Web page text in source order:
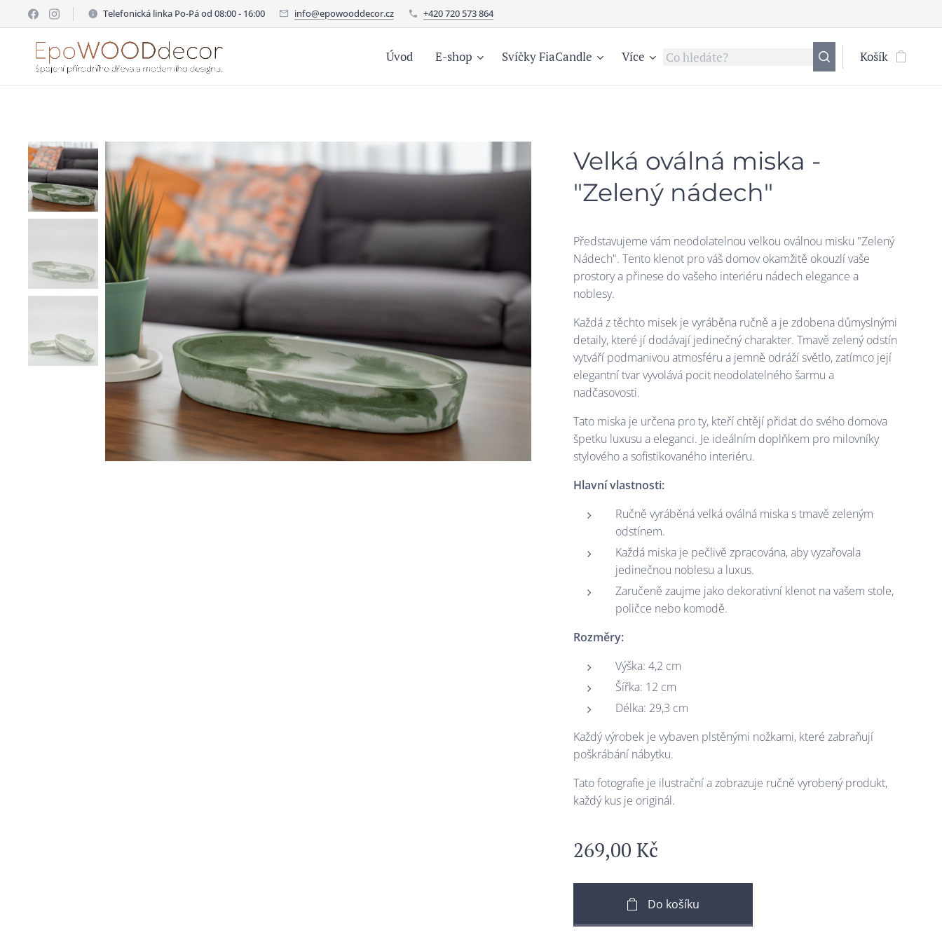
Telefonická linka Po-Pá od 08:00 - 16:00 info@epowooddecor.cz +420 720 573 864
Úvod E-shop Svíčky FiaCandle Více Košík
Velká oválná miska -
"Zelený nádech"
Představujeme vám neodolatelnou velkou oválnou misku "Zelený
Nádech". Tento klenot pro váš domov okamžitě okouzlí vaše
prostory a přinese do vašeho interiéru nádech elegance a
noblesy.
Každá z těchto misek je vyráběna ručně a je zdobena důmyslnými
detaily, které jí dodávají jedinečný charakter. Tmavě zelený odstín
vytváří podmanivou atmosféru a jemně odráží světlo, zatímco její
elegantní tvar vyvolává pocit neodolatelného šarmu a
nadčasovosti.
Tato miska je určena pro ty, kteří chtějí přidat do svého domova
špetku luxusu a eleganci. Je ideálním doplňkem pro milovníky
stylového a sofistikovaného interiéru.
Hlavní vlastnosti:
Ručně vyráběná velká oválná miska s tmavě zeleným
odstínem.
Každá miska je pečlivě zpracována, aby vyzařovala
jedinečnou noblesu a luxus.
Zaručeně zaujme jako dekorativní klenot na vašem stole,
poličce nebo komodě.
Rozměry:
Výška: 4,2 cm
Šířka: 12 cm
Délka: 29,3 cm
Každý výrobek je vybaven plstěnými nožkami, které zabraňují
poškrábání nábytku.
Tato fotografie je ilustrační a zobrazuje ručně vyrobený produkt,
každý kus je originál.
269,00 Kč
Do košíku